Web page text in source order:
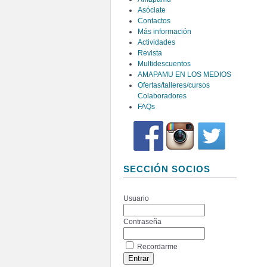
Asóciate
Contactos
Más información
Actividades
Revista
Multidescuentos
AMAPAMU EN LOS MEDIOS
Ofertas/talleres/cursos
Colaboradores
FAQs
SECCIÓN SOCIOS
Usuario
Contraseña
Recordarme